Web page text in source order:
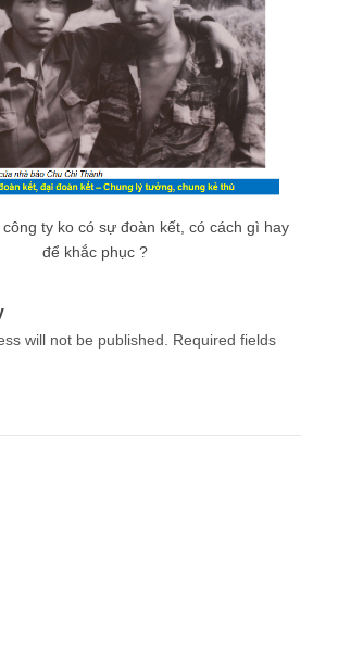
ty ko có sự đoàn kết, có cách gì hay
để khắc phục ?
will not be published. Required fields